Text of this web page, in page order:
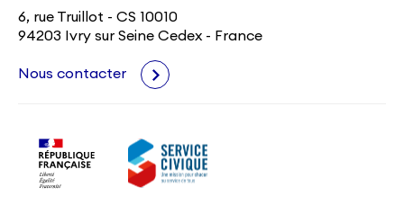
6, rue Truillot - CS 10010
94203 Ivry sur Seine Cedex - France
Nous contacter